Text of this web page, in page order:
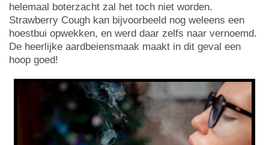
helemaal boterzacht zal het toch niet worden.
Strawberry Cough kan bijvoorbeeld nog weleens een
hoestbui opwekken, en werd daar zelfs naar vernoemd.
De heerlijke aardbeiensmaak maakt in dit geval een
hoop goed!